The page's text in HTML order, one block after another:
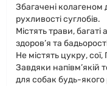
Збагачені колагеном
рухливості суглобів.
Містять трави,
здоров’я та
Не містять цукру,
Завдяки напівм’якій
для собак будь-якого